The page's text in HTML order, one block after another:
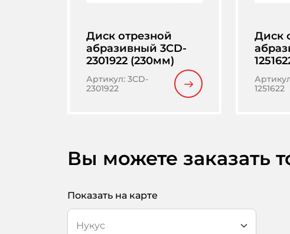
Диск отрезной
абразивный 3CD-
2301922 (230мм)
Артикул: 3CD-
2301922
Диск
1251622
Вы можете заказать
Показать на карте